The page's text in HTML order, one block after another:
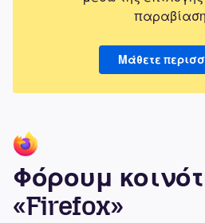
Μάθετε
Φόρουμ
«Firefox»